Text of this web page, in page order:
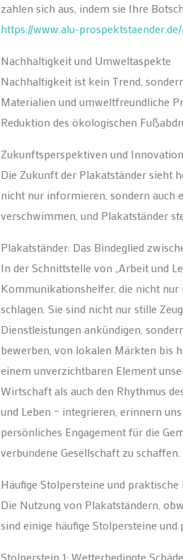
zahlen sich aus, indem sie Ihre
https://www.alu-
Nachhaltigkeit und Umweltaspekte
Nachhaltigkeit ist kein Trend,
Materialien und umweltfreundliche
Reduktion des ökologischen
Zukunftsperspektiven und
Die Zukunft der Plakatständer sieht
nicht nur informieren, sondern auch
verschwimmen, und Plakatständer
Plakatständer: Das Bindeglied
In der Schnittstelle von „Arbeit und
Kommunikationshelfer, die nicht
schlagen. Sie sind nicht nur stille
Dienstleistungen ankündigen,
bewerben, von lokalen Märkten bis
einem unverzichtbaren Element
Wirtschaft als auch den Rhythmus
und Leben – integrieren, erinnern
persönliches Engagement für die
verbundene Gesellschaft zu schaffen.
Häufige Stolpersteine und praktische
Die Nutzung von Plakatständern,
sind einige häufige Stolpersteine